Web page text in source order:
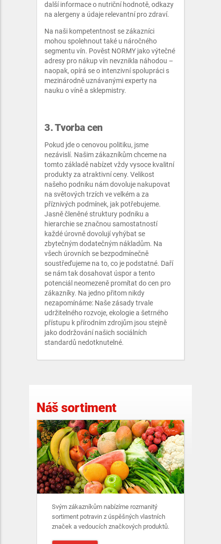
další informace o nutriční hodnotě, odkazy
na alergeny a údaje relevantní pro zdraví.
Na naši kompetentnost se zákazníci
mohou spolehnout také u náročného
segmentu vín. Pověst NORMY jako výtečné
adresy pro nákup vín nevznikla náhodou –
naopak, opírá se o intenzivní spolupráci s
mezinárodně uznávanými experty na
nauku o víně a sklepmistry.
3. Tvorba cen
Pokud jde o cenovou politiku, jsme
nezávislí. Našim zákazníkům chceme na
tomto základě nabízet vždy vysoce kvalitní
produkty za atraktivní ceny. Velikost
našeho podniku nám dovoluje nakupovat
na světových trzích ve velkém a za
příznivých podmínek, jak potřebujeme.
Jasně členěné struktury podniku a
hierarchie se značnou samostatností
každé úrovně dovolují vyhýbat se
zbytečným dodatečným nákladům. Na
všech úrovních se bezpodmínečně
soustřeďujeme na to, co je podstatné. Daří
se nám tak dosahovat úspor a tento
potenciál neomezeně promítat do cen pro
zákazníky. Na jedno přitom nikdy
nezapomínáme: Naše zásady trvale
udržitelného rozvoje, ekologie a šetrného
přístupu k přírodním zdrojům jsou stejně
jako dodržování našich sociálních
standardů nedotknutelné.
Náš sortiment
Svým zákazníkům nabízíme rozmanitý
sortiment potravin z úspěšných vlastních
značek a vedoucích značkových produktů.